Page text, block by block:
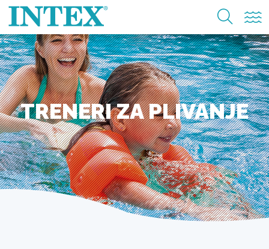
TRENERI ZA PLIVANJE